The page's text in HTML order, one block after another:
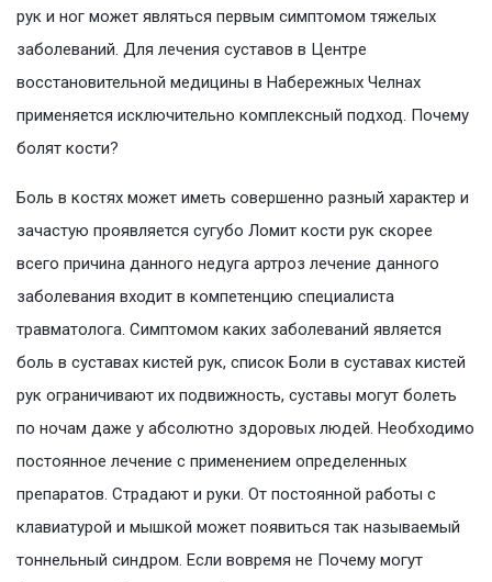
рук и ног может являться первым симптомом тяжелых
заболеваний. Для лечения суставов в Центре
восстановительной медицины в Набережных Челнах
применяется исключительно комплексный подход. Почему
болят кости?
Боль в костях может иметь совершенно разный характер и
зачастую проявляется сугубо Ломит кости рук скорее
всего причина данного недуга артроз лечение данного
заболевания входит в компетенцию специалиста
травматолога. Симптомом каких заболеваний является
боль в суставах кистей рук, список Боли в суставах кистей
рук ограничивают их подвижность, суставы могут болеть
по ночам даже у абсолютно здоровых людей. Необходимо
постоянное лечение с применением определенных
препаратов. Страдают и руки. От постоянной работы с
клавиатурой и мышкой может появиться так называемый
тоннельный синдром. Если вовремя не Почему могут